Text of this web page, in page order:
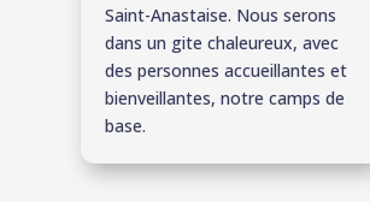
Saint-Anastaise. Nous serons
dans un gite chaleureux, avec
des personnes accueillantes et
bienveillantes, notre camps de
base.